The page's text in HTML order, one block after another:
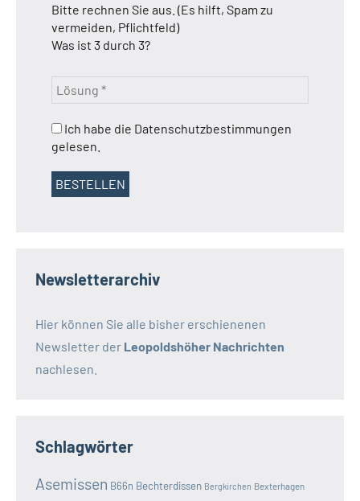
Bitte rechnen Sie aus. (Es hilft, Spam zu
vermeiden, Pflichtfeld)
Was ist 3 durch 3?
Ich habe die Datenschutzbestimmungen
gelesen.
Newsletterarchiv
Hier können Sie alle bisher erschienenen
Newsletter der Leopoldshöher Nachrichten
nachlesen.
Schlagwörter
Asemissen B66n Bechterdissen Bergkirchen Bexterhagen